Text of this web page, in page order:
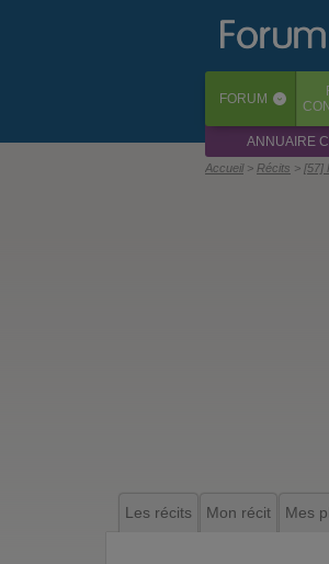
FORUM ‹
ANNUAIRE
Accueil Récits [57]
Les récits Mon récit Mes